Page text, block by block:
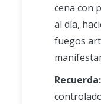
cena con
al día,
fuegos
Recuerda: